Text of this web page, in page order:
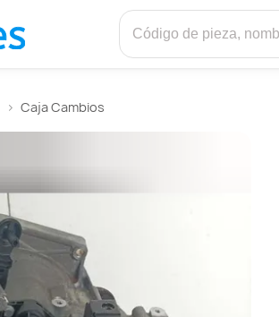
Caja Cambios